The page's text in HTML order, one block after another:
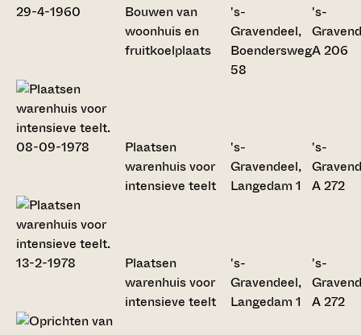
Bouwen van
woonhuis en
fruitkoelplaats
's-
Gravendeel,
Boendersweg
58
's-
A 206
Plaatsen
warenhuis voor
intensieve teelt
's-
Gravendeel,
Langedam 1
's-
A 272
Plaatsen
warenhuis voor
intensieve teelt
's-
Gravendeel,
Langedam 1
's-
A 272